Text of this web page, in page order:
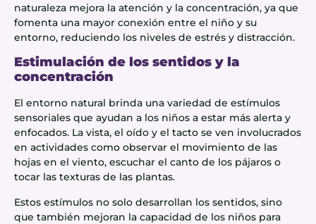
naturaleza mejora la atención y la concentración, ya que
fomenta una mayor conexión entre el niño y su
entorno, reduciendo los niveles de estrés y distracción.
Estimulación de los sentidos y la
concentración
El entorno natural brinda una variedad de estímulos
sensoriales que ayudan a los niños a estar más alerta y
enfocados. La vista, el oído y el tacto se ven involucrados
en actividades como observar el movimiento de las
hojas en el viento, escuchar el canto de los pájaros o
tocar las texturas de las plantas.
Estos estímulos no solo desarrollan los sentidos, sino
que también mejoran la capacidad de los niños para